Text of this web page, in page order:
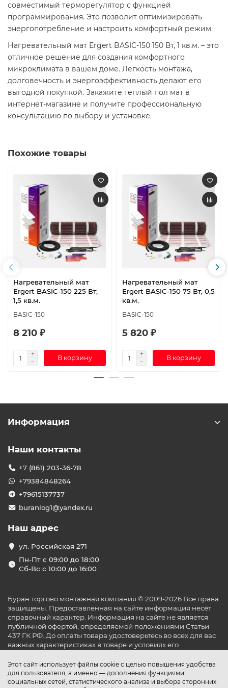
совместимый терморегулятор с функцией
программирования. Это позволит оптимизировать
энергопотребление и настроить комфортный режим.
Нагревательный мат Ergert BASIC-150 150 Вт, 1 кв.м. – это
отличное решение для создания комфортного
микроклимата в вашем доме. Легкость монтажа,
долговечность и энергоэффективность делают его
выгодной покупкой. Закажите теплый пол мат в
интернет-магазине и получите профессиональную
консультацию по выбору и установке.
Похожие товары
Нагревательный мат
Ergert BASIC-150 225 Вт,
1,5 кв.м.
BASIC-150
8 210 ₽
В корзину
Нагревательный мат
Ergert BASIC-150 75 Вт, 0,5
кв.м.
BASIC-150
5 820 ₽
В корзину
Этот сайт использует файлы cookie с целью повышения удобства
для пользователя, а именно — дополнения функциями
социальных сетей, статистического анализа и выбора сторонних
Информация
Наши контакты
+7 (861) 203-36-78
+79384848264
+79615137737
buranlog1@yandex.ru
Наш адрес
ул. Российская 271
Пн-Пт с 09:00 до 18:00
Сб-Вс с 10:00 до 16:00
Буран торгово монтажная компания © 2009-2026 Все права
защищены. Предоставленная на сайте информация несёт
справочный характер. Информация на сайте не является
публичной офертой, определяемой положениями Статьи
437 ГК РФ. До оплаты товара удостоверьтесь во всех для вас
важных характеристиках в товаре и условиях его